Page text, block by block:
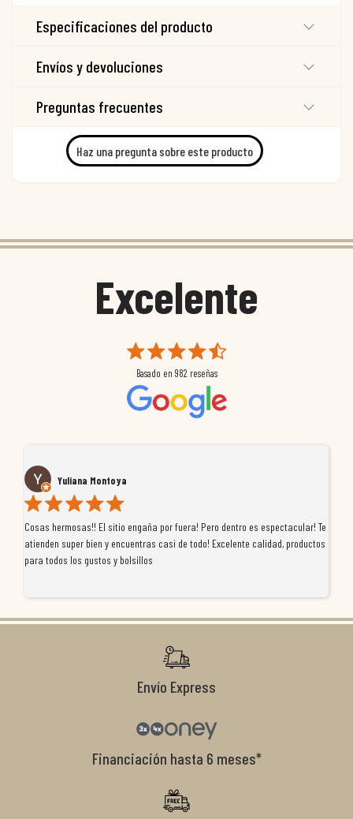
Especificaciones del producto
Envíos y devoluciones
Preguntas frecuentes
Haz una pregunta sobre este producto
Excelente
Basado en 982 reseñas
Yuliana Montoya
Cosas hermosas!! El sitio engaña por fuera! Pero dentro es espectacular! Te
atienden super bien y encuentras casi de todo! Excelente calidad, productos
para todos los gustos y bolsillos
Envío Express
Financiación hasta 6 meses*